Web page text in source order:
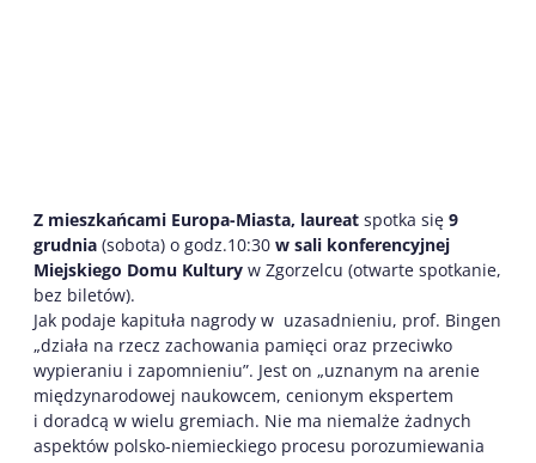
Z mieszkańcami Europa-Miasta, laureat spotka się 9
grudnia (sobota) o godz.10:30 w sali konferencyjnej
Miejskiego Domu Kultury w Zgorzelcu (otwarte spotkanie,
bez biletów).
Jak podaje kapituła nagrody w uzasadnieniu, prof. Bingen
„działa na rzecz zachowania pamięci oraz przeciwko
wypieraniu i zapomnieniu”. Jest on „uznanym na arenie
międzynarodowej naukowcem, cenionym ekspertem
i doradcą w wielu gremiach. Nie ma niemalże żadnych
aspektów polsko-niemieckiego procesu porozumiewania